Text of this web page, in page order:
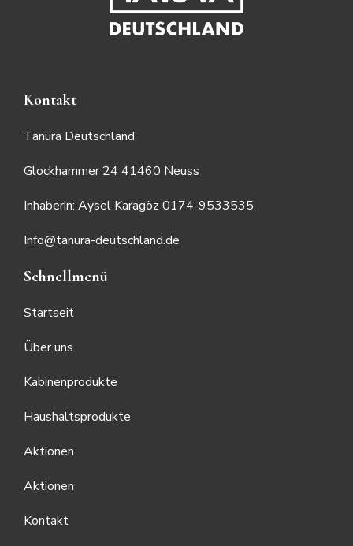
Kontakt
Tanura Deutschland
Glockhammer 24 41460 Neuss
Inhaberin: Aysel Karagöz 0174-9533535
Info@tanura-deutschland.de
Schnellmenü
Startseit
Über uns
Kabinenprodukte
Haushaltsprodukte
Aktionen
Aktionen
Kontakt